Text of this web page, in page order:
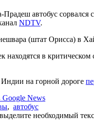
автобус сорвался
NDTV.
(штат Орисса) в
в критическом
на горной дороге
Google News
, автобус
необходимый